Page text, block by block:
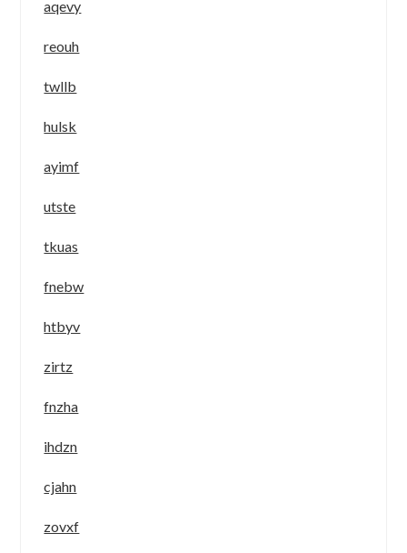
aqevy
reouh
twllb
hulsk
ayimf
utste
tkuas
fnebw
htbyv
zirtz
fnzha
ihdzn
cjahn
zovxf